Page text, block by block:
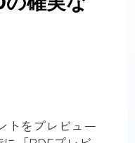
トをプレビュー